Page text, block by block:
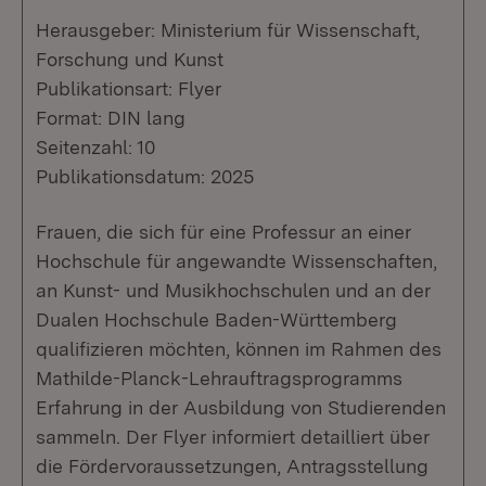
Herausgeber: Ministerium für Wissenschaft,
Forschung und Kunst
Publikationsart: Flyer
Format: DIN lang
Seitenzahl: 10
Publikationsdatum: 2025
Frauen, die sich für eine Professur an einer
Hochschule für angewandte Wissenschaften,
an Kunst- und Musikhochschulen und an der
Dualen Hochschule Baden-Württemberg
qualifizieren möchten, können im Rahmen des
Mathilde-Planck-Lehrauftragsprogramms
Erfahrung in der Ausbildung von Studierenden
sammeln. Der Flyer informiert detailliert über
die Fördervoraussetzungen, Antragsstellung